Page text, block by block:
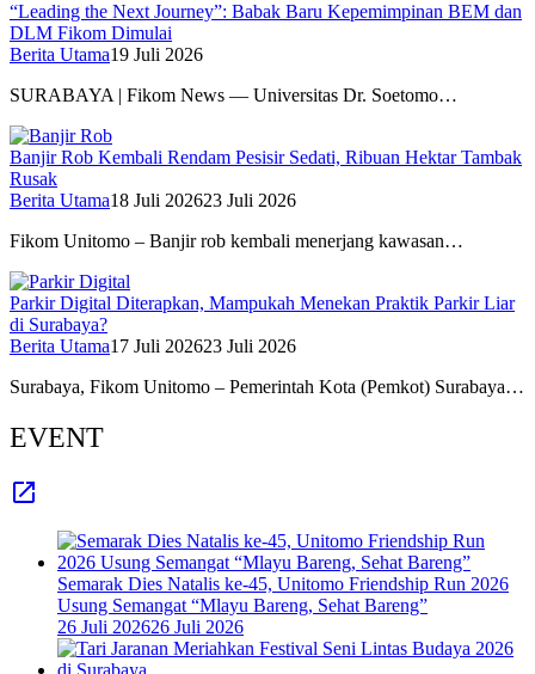
“Leading the Next Journey”: Babak Baru Kepemimpinan BEM dan
DLM Fikom Dimulai
Berita Utama19 Juli 2026
SURABAYA | Fikom News — Universitas Dr. Soetomo…
Banjir Rob Kembali Rendam Pesisir Sedati, Ribuan Hektar Tambak
Rusak
Berita Utama18 Juli 202623 Juli 2026
Fikom Unitomo – Banjir rob kembali menerjang kawasan…
Parkir Digital Diterapkan, Mampukah Menekan Praktik Parkir Liar
di Surabaya?
Berita Utama17 Juli 202623 Juli 2026
Surabaya, Fikom Unitomo – Pemerintah Kota (Pemkot) Surabaya…
EVENT
Semarak Dies Natalis ke-45, Unitomo Friendship Run 2026
Usung Semangat “Mlayu Bareng, Sehat Bareng”
26 Juli 202626 Juli 2026